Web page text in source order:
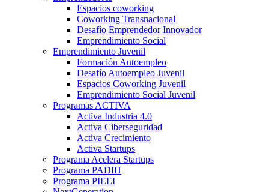
Espacios coworking
Coworking Transnacional
Desafío Emprendedor Innovador
Emprendimiento Social
Emprendimiento Juvenil
Formación Autoempleo
Desafío Autoempleo Juvenil
Espacios Coworking Juvenil
Emprendimiento Social Juvenil
Programas ACTIVA
Activa Industria 4.0
Activa Ciberseguridad
Activa Crecimiento
Activa Startups
Programa Acelera Startups
Programa PADIH
Programa PIEEI